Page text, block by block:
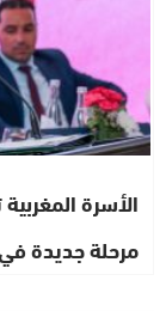
الأسرة
مرحلة جديدة